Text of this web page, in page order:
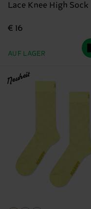
Lace Knee High Sock
€ 16
AUF LAGER
Neuheit